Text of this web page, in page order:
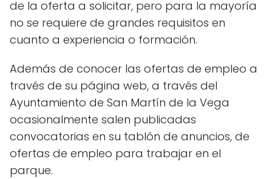
de la oferta a solicitar, pero para la mayoría
no se requiere de grandes requisitos en
cuanto a experiencia o formación.
Además de conocer las ofertas de empleo a
través de su página web, a través del
Ayuntamiento de San Martín de la Vega
ocasionalmente salen publicadas
convocatorias en su tablón de anuncios, de
ofertas de empleo para trabajar en el
parque.